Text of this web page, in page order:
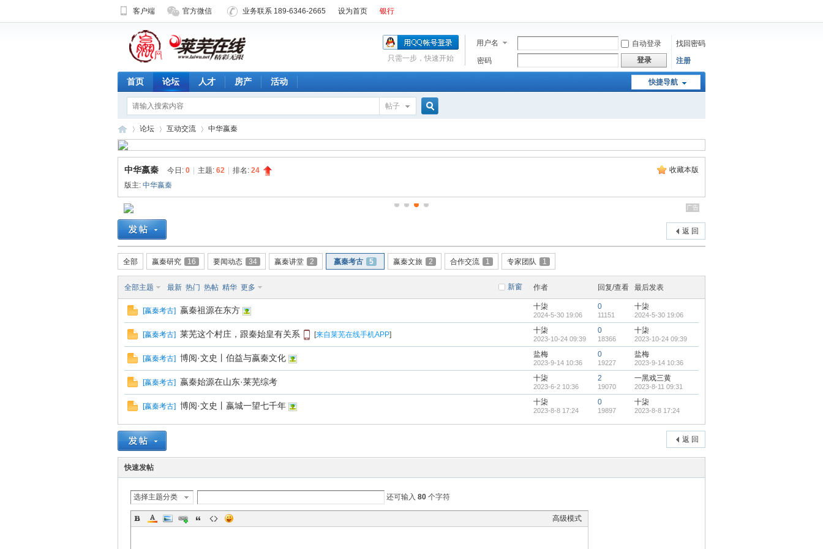
客户端 官方微信 业务联系 189-6346-2665 设为首页 银行
用户名 自动登录
找回密码
密码
登录 注册
只需一步，快速开始
快捷导航
首页 论坛 人才 房产 活动
帖子
在
»
论坛
›
互动交流 中华嬴秦
收藏本版
中华嬴秦 今日: 0 主题: 62 排名: 24
版主: 中华嬴秦
返 回
全部 嬴秦研究 16 要闻动态 34 嬴秦讲堂 2 嬴秦考古 5 嬴秦文旅 2 合作交流 1 专家团队 1
新窗
全部主题 最新 热门 热帖 精华 更多 作者 回复/查看 最后发表
[嬴秦考古] 嬴秦祖源在东方 十柒
2024-5-30 19:06
0
11151
十柒
2024-5-30 19:06
[嬴秦考古] 莱芜这个村庄，跟秦始皇有关系 [来自莱芜在线手机APP] 十柒
2023-10-24 09:39
0
18366
十柒
2023-10-24 09:39
[嬴秦考古] 博阅·文史丨伯益与嬴秦文化 盐梅
2023-9-14 10:36
0
19227
盐梅
2023-9-14 10:36
[嬴秦考古] 嬴秦始源在山东·莱芜综考 十柒
2023-6-2 10:36
2
19070
一黑戏三黄
2023-8-11 09:31
[嬴秦考古] 博阅·文史丨嬴城一望七千年 十柒
2023-8-8 17:24
0
19897
十柒
2023-8-8 17:24
返 回
快速发帖
选择主题分类 还可输入 80 个字符
高级模式